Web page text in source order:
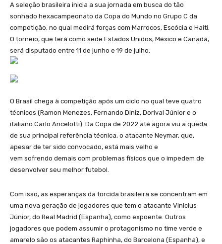
A seleção brasileira inicia a sua jornada em busca do tão
sonhado hexacampeonato da Copa do Mundo no Grupo C da
competição, no qual medirá forças com Marrocos, Escócia e Haiti.
O torneio, que terá como sede Estados Unidos, México e Canadá,
será disputado entre 11 de junho e 19 de julho.
O Brasil chega à competição após um ciclo no qual teve quatro
técnicos (Ramon Menezes, Fernando Diniz, Dorival Júnior e o
italiano Carlo Ancelotti). Da Copa de 2022 até agora viu a queda
de sua principal referência técnica, o atacante Neymar, que,
apesar de ter sido convocado, está mais velho e
vem sofrendo demais com problemas físicos que o impedem de
desenvolver seu melhor futebol.
Com isso, as esperanças da torcida brasileira se concentram em
uma nova geração de jogadores que tem o atacante Vinicius
Júnior, do Real Madrid (Espanha), como expoente. Outros
jogadores que podem assumir o protagonismo no time verde e
amarelo são os atacantes Raphinha, do Barcelona (Espanha), e